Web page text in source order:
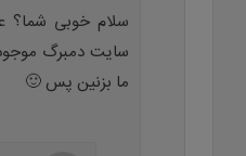
سلام خوبی شما؟
سایت دمبرگ
ما بزنین پس 🙂